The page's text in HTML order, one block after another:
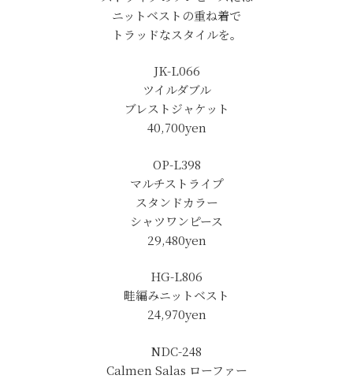
ニットベストの重ね着で
トラッドなスタイルを。
JK-L066
ツイルダブル
ブレストジャケット
40,700yen
OP-L398
マルチストライプ
スタンドカラー
シャツワンピース
29,480yen
HG-L806
畦編みニットベスト
24,970yen
NDC-248
Calmen Salas ローファー